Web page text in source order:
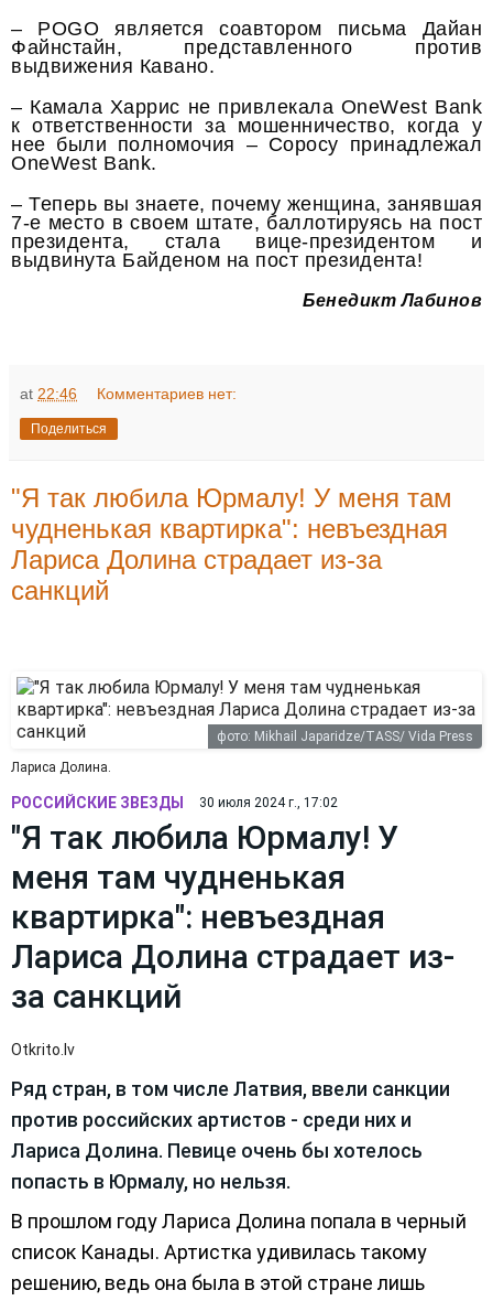
– POGO является соавтором письма Дайан
Файнстайн, представленного против
выдвижения Кавано.
– Камала Харрис не привлекала OneWest Bank
к ответственности за мошенничество, когда у
нее были полномочия – Соросу принадлежал
OneWest Bank.
– Теперь вы знаете, почему женщина, занявшая
7-е место в своем штате, баллотируясь на пост
президента, стала вице-президентом и
выдвинута Байденом на пост президента!
Бенедикт Лабинов
at 22:46 Комментариев нет:
Поделиться
"Я так любила Юрмалу! У меня там
чудненькая квартирка": невъездная
Лариса Долина страдает из-за
санкций
фото: Mikhail Japaridze/TASS/ Vida Press
Лариса Долина.
РОССИЙСКИЕ ЗВЕЗДЫ 30 июля 2024 г., 17:02
"Я так любила Юрмалу! У
меня там чудненькая
квартирка": невъездная
Лариса Долина страдает из-
за санкций
Otkrito.lv
Ряд стран, в том числе Латвия, ввели санкции
против российских артистов - среди них и
Лариса Долина. Певице очень бы хотелось
попасть в Юрмалу, но нельзя.
В прошлом году Лариса Долина попала в черный
список Канады. Артистка удивилась такому
решению, ведь она была в этой стране лишь